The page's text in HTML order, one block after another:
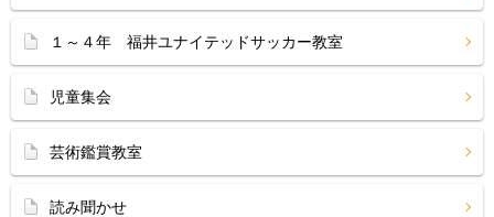
１～４年 福井ユナイテッドサッカー教室
児童集会
芸術鑑賞教室
読み聞かせ